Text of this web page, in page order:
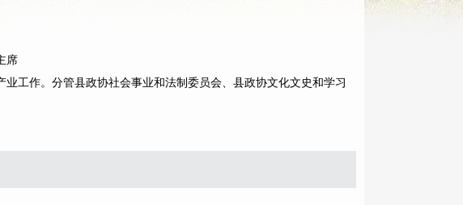
席
业工作。分管县政协社会事业和法制委员会、县政协文化文史和学习